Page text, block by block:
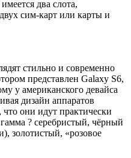
два слота,
сим-карт или карты и
стильно и современно
представлен Galaxy S6,
у американского девайса
дизайн аппаратов
что они идут практически
? серебристый, чёрный
золотистый, «розовое